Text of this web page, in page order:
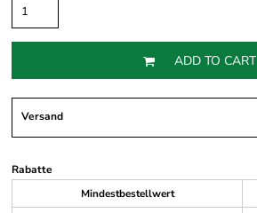
ADD TO CART
Versand
Rabatte
Mindestbestellwert